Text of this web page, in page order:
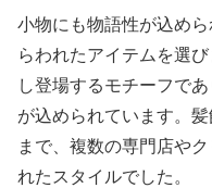
小物にも物語性が込め
らわれたアイテムを選
し登場するモチーフで
が込められています。
まで、複数の専門店や
れたスタイルでした。